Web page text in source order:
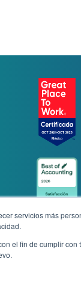
servicios más
el fin de cumplir